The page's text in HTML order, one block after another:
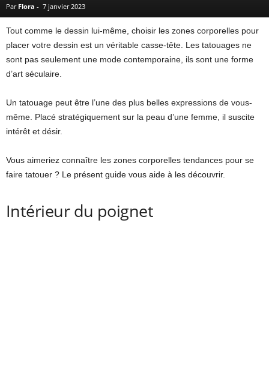
Par Flora - 7 janvier 2023
Tout comme le dessin lui-même, choisir les zones corporelles pour
placer votre dessin est un véritable casse-tête. Les tatouages ne
sont pas seulement une mode contemporaine, ils sont une forme
d’art séculaire.
Un tatouage peut être l’une des plus belles expressions de vous-
même. Placé stratégiquement sur la peau d’une femme, il suscite
intérêt et désir.
Vous aimeriez connaître les zones corporelles tendances pour se
faire tatouer ? Le présent guide vous aide à les découvrir.
Intérieur du poignet